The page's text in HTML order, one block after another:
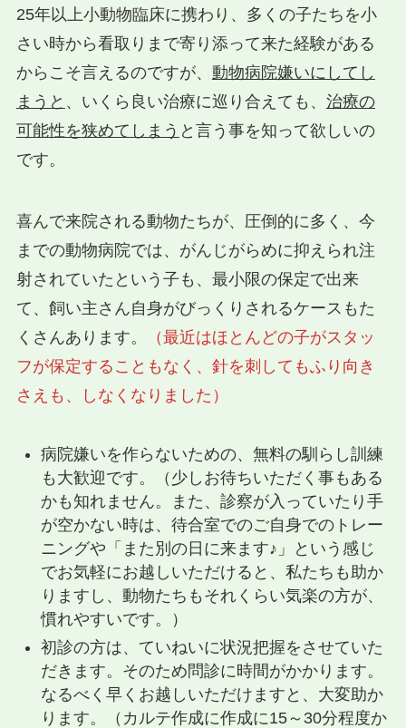
25年以上小動物臨床に携わり、多くの子たちを小
さい時から看取りまで寄り添って来た経験がある
からこそ言えるのですが、 動物病院嫌いにしてし
まうと 、いくら良い治療に巡り合えても、 治療の
可能性を狭めてしまう と言う事を知って欲しいの
です。
喜んで来院される動物たちが、圧倒的に多く、今
までの動物病院では、がんじがらめに抑えられ注
射されていたという子も、最小限の保定で出来
て、飼い主さん自身がびっくりされるケースもた
くさんあります。
（最近はほとんどの子がスタッ
フが保定することもなく、針を刺してもふり向き
さえも、しなくなりました）
病院嫌いを作らないための、無料の馴らし訓練
も大歓迎です。（少しお待ちいただく事もある
かも知れません。また、診察が入っていたり手
が空かない時は、待合室でのご自身でのトレー
ニングや「また別の日に来ます♪」という感じ
でお気軽にお越しいただけると、私たちも助か
りますし、動物たちもそれくらい気楽の方が、
慣れやすいです。）
初診の方は、ていねいに状況把握をさせていた
だきます。そのため問診に時間がかかります。
なるべく早くお越しいただけますと、大変助か
ります。（カルテ作成に作成に15～30分程度か